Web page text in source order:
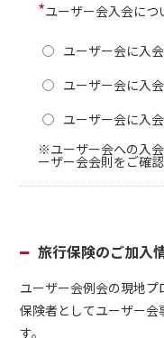
*ユーザー会入会につ
ユーザー会に入会
ユーザー会に入会
ユーザー会に入会
※ユーザー会への入会
ーザー会会則をご確
旅行保険のご加入
ユーザー会例会の現地
保険者としてユーザー
す。